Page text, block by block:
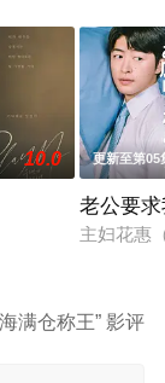
纸维生，却因
10.0 更新至第05
老公要
主妇花惠
满仓称王” 影评